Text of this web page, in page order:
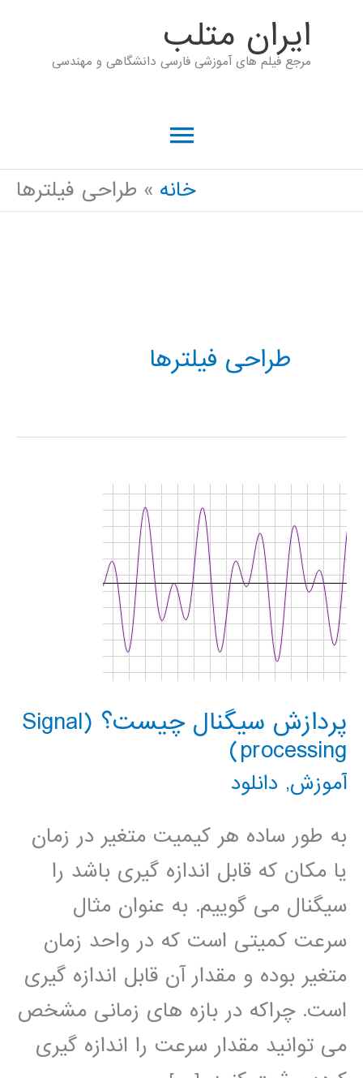
ايران متلب
مرجع فیلم های آموزشی فارسی دانشگاهی و مهندسی
فهرست
اصلی
خانه طراحی فیلترها
طراحی فیلترها
پردازش سیگنال چیست؟ (Signal
processing)
آموزش, دانلود
به طور ساده هر کیمیت متغیر در زمان
یا مکان که قابل اندازه گیری باشد را
سیگنال می گوییم. به عنوان مثال
سرعت کمیتی است که در واحد زمان
متغیر بوده و مقدار آن قابل اندازه گیری
است. چراکه در بازه های زمانی مشخص
می توانید مقدار سرعت را اندازه گیری